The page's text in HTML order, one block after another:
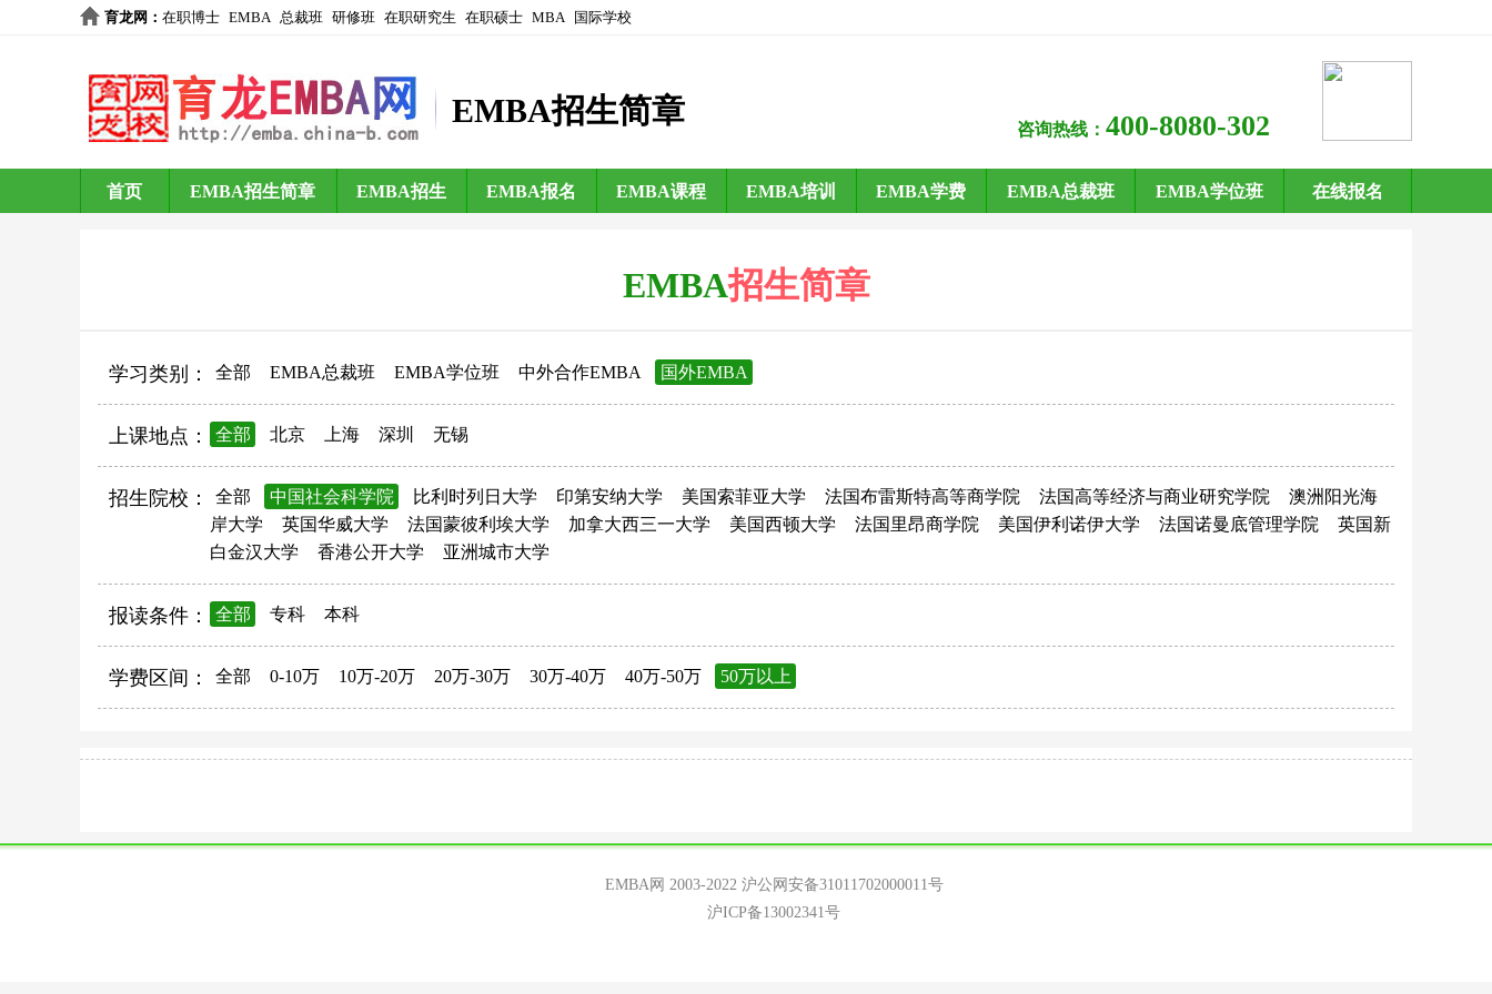
育龙网 ： 在职博士 EMBA 总裁班 研修班 在职研究生 在职硕士 MBA 国际学校
EMBA招生简章
咨询热线： 400-8080-302
首页 EMBA招生简章 EMBA招生 EMBA报名 EMBA课程 EMBA培训 EMBA学费 EMBA总裁班 EMBA学位班 在线报名
EMBA招生简章
学习类别： 全部 EMBA总裁班 EMBA学位班 中外合作EMBA 国外EMBA
上课地点： 全部 北京 上海 深圳 无锡
招生院校： 全部 中国社会科学院 比利时列日大学 印第安纳大学 美国索菲亚大学 法国布雷斯特高等商学院 法国高等经济与商业研究学院
澳洲阳光海
岸大学
英国华威大学 法国蒙彼利埃大学 加拿大西三一大学 美国西顿大学 法国里昂商学院 美国伊利诺伊大学 法国诺曼底管理学院
英国新
白金汉大学
香港公开大学 亚洲城市大学
报读条件： 全部 专科 本科
学费区间： 全部 0-10万 10万-20万 20万-30万 30万-40万 40万-50万 50万以上
EMBA网 2003-2022 沪公网安备31011702000011号
沪ICP备13002341号